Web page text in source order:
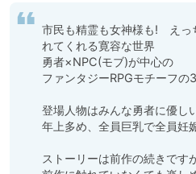
市民も精霊も女神様も!　えっ
れてくれる寛容な世界
勇者×NPC(モブ)が中心の
ファンタジーRPGモチーフの3
登場人物はみんな勇者に優し
年上多め、全員巨乳で全員妊
ストーリーは前作の続きですが